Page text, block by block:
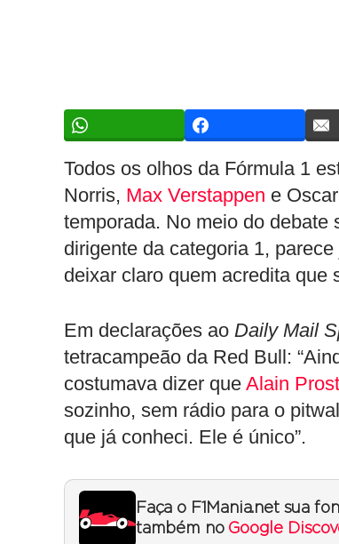
Todos os olhos da Fórmula 1
Norris, Max Verstappen e
temporada. No meio do
dirigente da categoria 1,
deixar claro quem acredita que
Em declarações ao Daily Mail
tetracampeão da Red Bull:
costumava dizer que Alain Prost
sozinho, sem rádio para o
que já conheci. Ele é único”.
Faça o F1Mania.net sua
também no Google